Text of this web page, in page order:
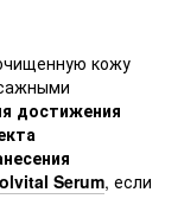
кожу
достижения
Serum, если